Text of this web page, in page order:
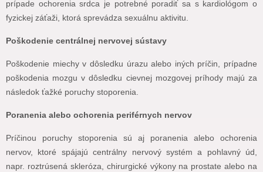
prípade ochorenia srdca je potrebné poradiť sa s kardiológom o
fyzickej záťaži, ktorá sprevádza sexuálnu aktivitu.
Poškodenie centrálnej nervovej sústavy
Poškodenie miechy v dôsledku úrazu alebo iných príčin, prípadne
poškodenia mozgu v dôsledku cievnej mozgovej príhody majú za
následok ťažké poruchy stoporenia.
Poranenia alebo ochorenia periférnych nervov
Príčinou poruchy stoporenia sú aj poranenia alebo ochorenia
nervov, ktoré spájajú centrálny nervový systém a pohlavný úd,
napr. roztrúsená skleróza, chirurgické výkony na prostate alebo na